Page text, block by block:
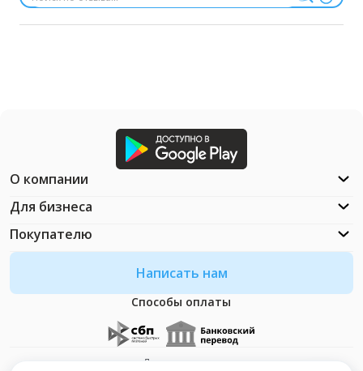
Написать нам
Способы оплаты
О компании
Для бизнеса
Покупателю
Документация